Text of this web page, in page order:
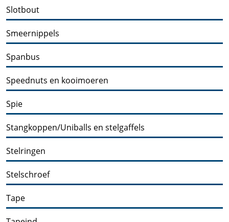
Slotbout
Smeernippels
Spanbus
Speednuts en kooimoeren
Spie
Stangkoppen/Uniballs en stelgaffels
Stelringen
Stelschroef
Tape